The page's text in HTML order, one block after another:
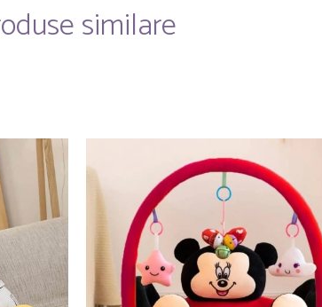
similare